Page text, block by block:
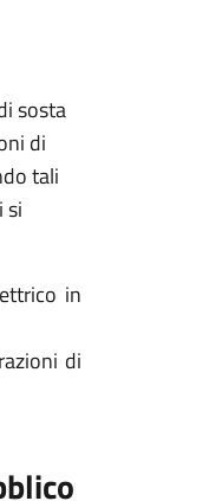
sosta
di
tali
si
in
di